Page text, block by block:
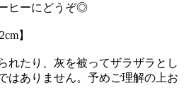
ヒーにどうぞ◎
】
れたり、灰を被ってザラザラとし
はありません。予めご理解の上お